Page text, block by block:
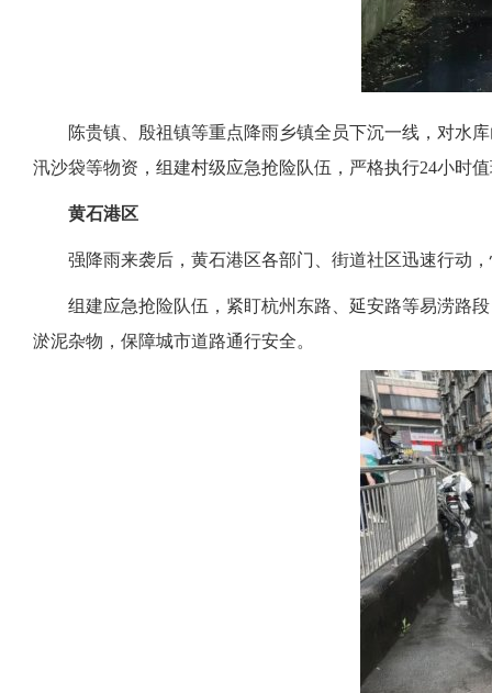
陈贵镇、殷祖镇等重点降雨乡镇全员下沉一线，对水
汛沙袋等物资，组建村级应急抢险队伍，严格执行24小时
黄石港区
强降雨来袭后，黄石港区各部门、街道社区迅速行动
组建应急抢险队伍，紧盯杭州东路、延安路等易涝路
淤泥杂物，保障城市道路通行安全。